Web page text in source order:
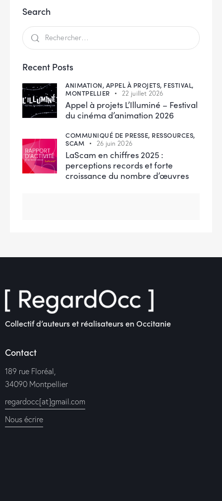
Search
Recent Posts
ANIMATION, APPEL À PROJETS, FESTIVAL,
MONTPELLIER
22 juillet 2026
Appel à projets L’Illuminé – Festival
du cinéma d’animation 2026
COMMUNIQUÉ DE PRESSE, RESSOURCES,
SCAM
26 juin 2026
LaScam en chiffres 2025 :
perceptions records et forte
croissance du nombre d’œuvres
Collectif d’auteurs et réalisateurs en Occitanie
Contact
189 rue Floréal,
34090 Montpellier
regardocc[at]gmail.com
Nous écrire